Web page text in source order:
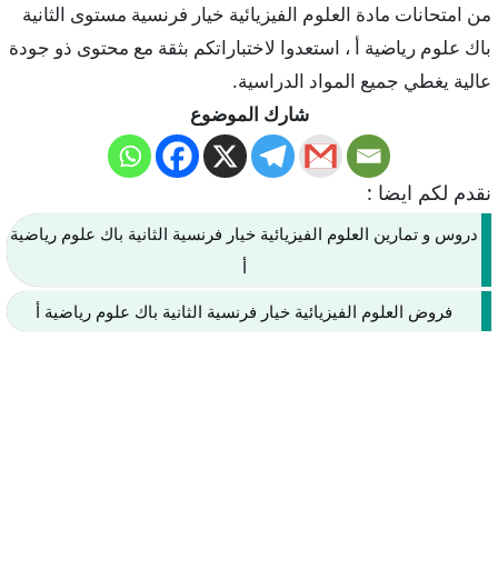
من امتحانات مادة العلوم الفيزيائية خيار فرنسية مستوى الثانية
باك علوم رياضية أ ، استعدوا لاختباراتكم بثقة مع محتوى ذو جودة
عالية يغطي جميع المواد الدراسية.
شارك الموضوع
نقدم لكم ايضا :
دروس و تمارين العلوم الفيزيائية خيار فرنسية الثانية باك علوم رياضية
أ
فروض العلوم الفيزيائية خيار فرنسية الثانية باك علوم رياضية أ